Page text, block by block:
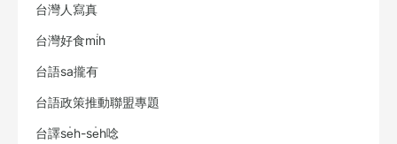
台灣人寫真
台灣好食mi̍h
台語sa攏有
台語政策推動聯盟專題
台譯se̍h-se̍h唸